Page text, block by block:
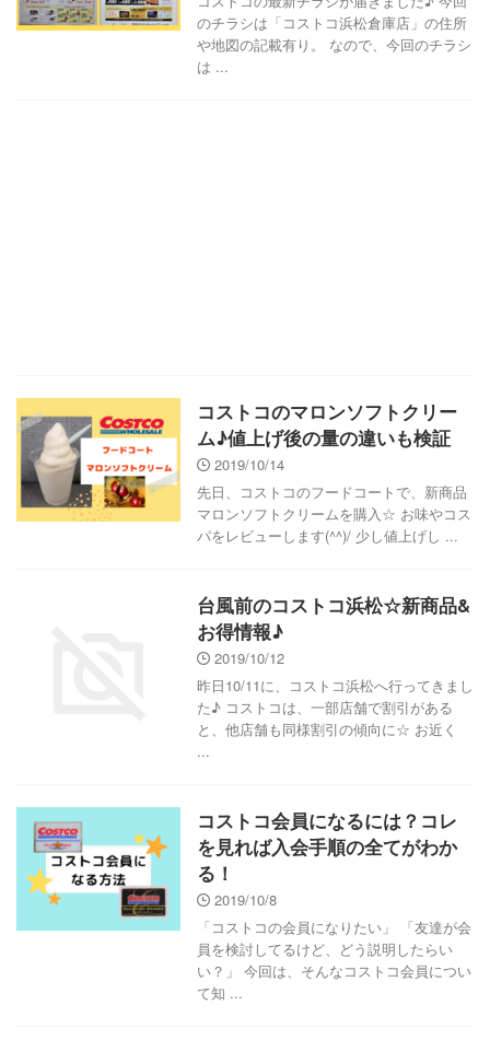
のチラシは「コストコ浜松倉庫店」の住所
や地図の記載有り。 なので、今回のチラシ
は ...
コストコのマロンソフトクリー
ム♪値上げ後の量の違いも検証
2019/10/14
先日、コストコのフードコートで、新商品
マロンソフトクリームを購入☆ お味やコス
パをレビューします(^^)/ 少し値上げし ...
台風前のコストコ浜松☆新商品&
お得情報♪
2019/10/12
昨日10/11に、コストコ浜松へ行ってきまし
た♪ コストコは、一部店舗で割引がある
と、他店舗も同様割引の傾向に☆ お近く
...
コストコ会員になるには？コレ
を見れば入会手順の全てがわか
る！
2019/10/8
「コストコの会員になりたい」 「友達が会
員を検討してるけど、どう説明したらい
い？」 今回は、そんなコストコ会員につい
て知 ...